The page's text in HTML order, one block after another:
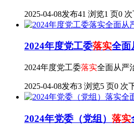
2025-04-08发布41 浏览1 页0
2024年度党工委落实全面
2024年度党工委落实全面从严
2025-04-08发布3 浏览5 页0 次
2024年党委（党组） 落实